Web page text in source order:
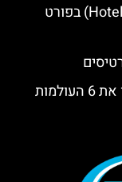
מלון קולורדו קריק (Hotel Colorado Creek) בפורט
המתחמים של פורט אוונטורה – הכירו את 6 העולמות